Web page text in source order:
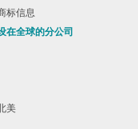
标信息
在全球的分公司
美